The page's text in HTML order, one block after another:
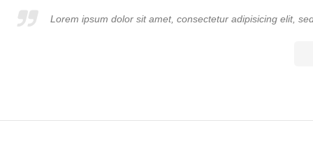
Lorem ipsum dolor sit amet, consectetur adipisicing elit,